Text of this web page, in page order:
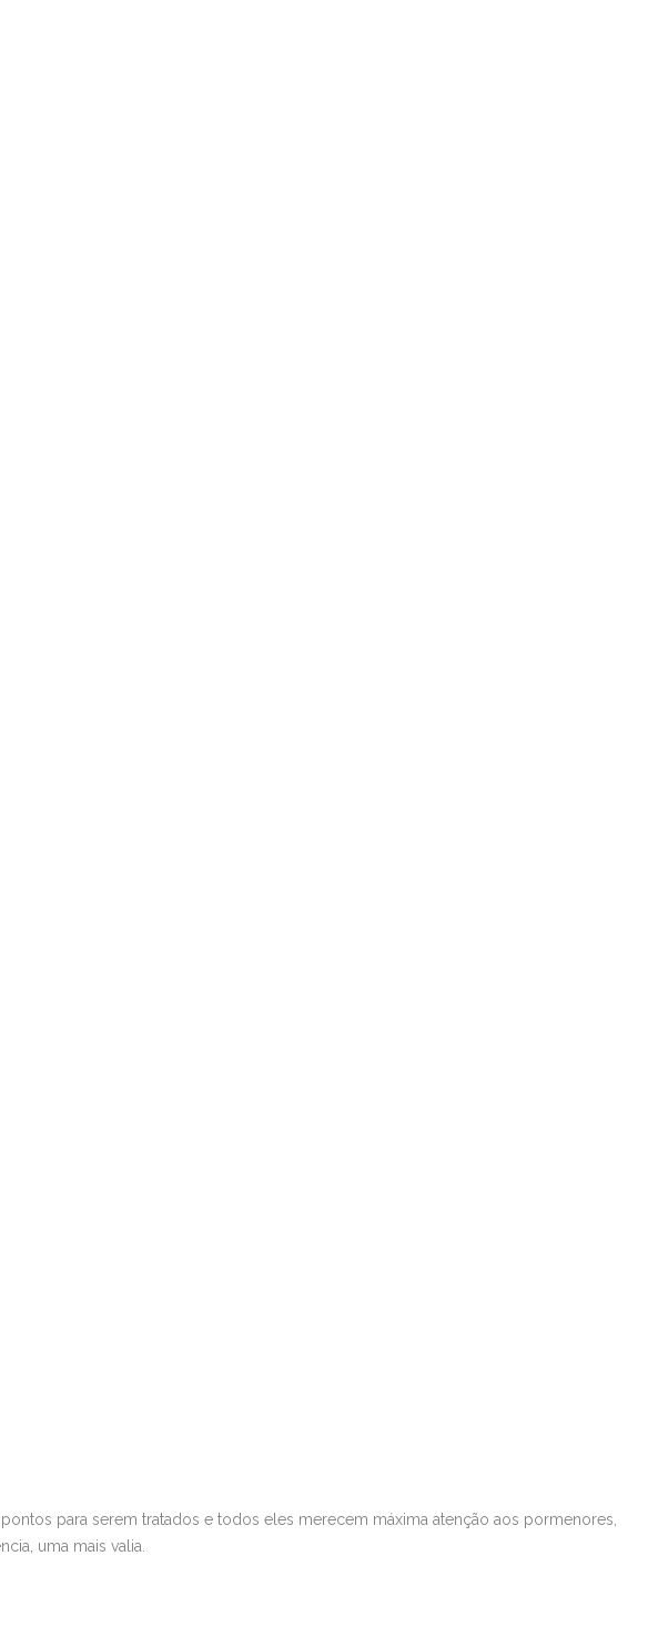
para serem tratados e todos eles merecem máxima atenção aos pormenores,
uma mais valia.